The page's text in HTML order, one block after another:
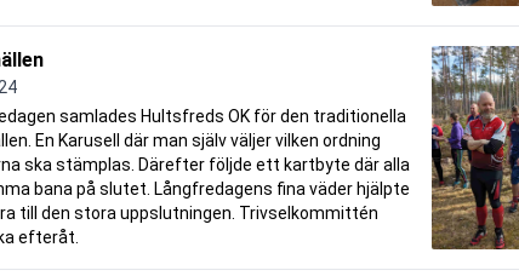
samlades Hultsfreds OK för den traditionella
En Karusell där man själv väljer vilken ordning
ska stämplas. Därefter följde ett kartbyte där alla
bana på slutet. Långfredagens fina väder hjälpte
till den stora uppslutningen. Trivselkommittén
efteråt.